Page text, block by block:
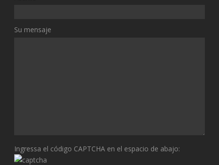
Su mensaje
Ingressa el código CAPTCHA en el espacio de abajo: